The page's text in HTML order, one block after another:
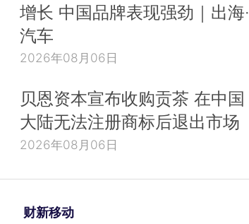
增长 中国品牌表现强劲｜出海·
汽车
2026年08月06日
贝恩资本宣布收购贡茶 在中国
大陆无法注册商标后退出市场
2026年08月06日
财新移动